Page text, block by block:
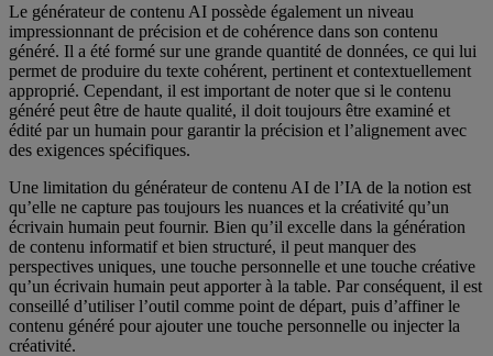
Le générateur de contenu AI possède également un niveau
impressionnant de précision et de cohérence dans son contenu
généré. Il a été formé sur une grande quantité de données, ce qui lui
permet de produire du texte cohérent, pertinent et contextuellement
approprié. Cependant, il est important de noter que si le contenu
généré peut être de haute qualité, il doit toujours être examiné et
édité par un humain pour garantir la précision et l’alignement avec
des exigences spécifiques.
Une limitation du générateur de contenu AI de l’IA de la notion est
qu’elle ne capture pas toujours les nuances et la créativité qu’un
écrivain humain peut fournir. Bien qu’il excelle dans la génération
de contenu informatif et bien structuré, il peut manquer des
perspectives uniques, une touche personnelle et une touche créative
qu’un écrivain humain peut apporter à la table. Par conséquent, il est
conseillé d’utiliser l’outil comme point de départ, puis d’affiner le
contenu généré pour ajouter une touche personnelle ou injecter la
créativité.